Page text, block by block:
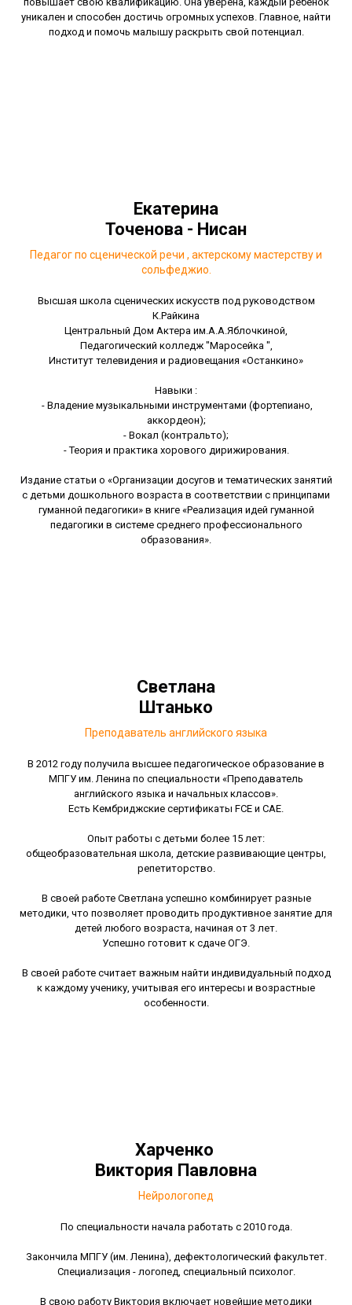
уникален и способен достичь огромных успехов. Главное, найти
подход и помочь малышу раскрыть свой потенциал.
Екатерина
Точенова - Нисан
Педагог по сценической речи , актерскому мастерству и
сольфеджио.
Высшая школа сценических искусств под руководством
К.Райкина
Центральный Дом Актера им.А.А.Яблочкиной,
Педагогический колледж "Маросейка ",
Институт телевидения и радиовещания «Останкино»
Навыки :
- Владение музыкальными инструментами (фортепиано,
аккордеон);
- Вокал (контральто);
- Теория и практика хорового дирижирования.
Издание статьи о «Организации досугов и тематических занятий
с детьми дошкольного возраста в соответствии с принципами
гуманной педагогики» в книге «Реализация идей гуманной
педагогики в системе среднего профессионального
образования».
Светлана
Штанько
Преподаватель английского языка
В 2012 году получила высшее педагогическое образование в
МПГУ им. Ленина по специальности «Преподаватель
английского языка и начальных классов».
Есть Кембриджские сертификаты FCE и CAE.
Опыт работы с детьми более 15 лет:
общеобразовательная школа, детские развивающие центры,
репетиторство.
В своей работе Светлана успешно комбинирует разные
методики, что позволяет проводить продуктивное занятие для
детей любого возраста, начиная от 3 лет.
Успешно готовит к сдаче ОГЭ.
В своей работе считает важным найти индивидуальный подход
к каждому ученику, учитывая его интересы и возрастные
особенности.
Харченко
Виктория Павловна
Нейрологопед
По специальности начала работать с 2010 года.
Закончила МПГУ (им. Ленина), дефектологический факультет.
Специализация - логопед, специальный психолог.
В свою работу Виктория включает новейшие методики